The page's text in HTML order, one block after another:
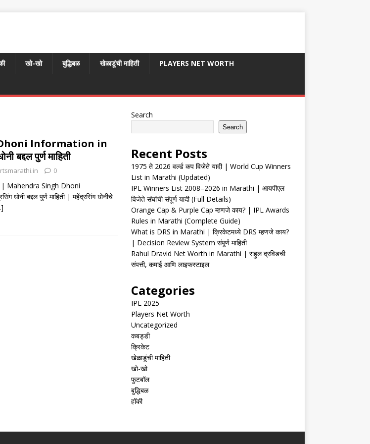
खो-खो बुद्धिबळ खेळाडूंची माहिती PLAYERS NET WORTH
Information in
पुर्ण माहिती
0
Mahendra Singh Dhoni
बद्दल पुर्ण माहिती | महेंद्रसिंग धोनीचे
Search
Search
Recent Posts
1975 ते 2026 वर्ल्ड कप विजेते यादी | World Cup Winners
List in Marathi (Updated)
IPL Winners List 2008–2026 in Marathi | आयपीएल
विजेते संघांची संपूर्ण यादी (Full Details)
Orange Cap & Purple Cap म्हणजे काय? | IPL Awards
Rules in Marathi (Complete Guide)
What is DRS in Marathi | क्रिकेटमध्ये DRS म्हणजे काय?
| Decision Review System संपूर्ण माहिती
Rahul Dravid Net Worth in Marathi | राहुल द्रविडची
संपत्ती, कमाई आणि लाइफस्टाइल
Categories
IPL 2025
Players Net Worth
Uncategorized
कबड्डी
क्रिकेट
खेळाडूंची माहिती
खो-खो
फुटबॉल
बुद्धिबळ
हॉकी